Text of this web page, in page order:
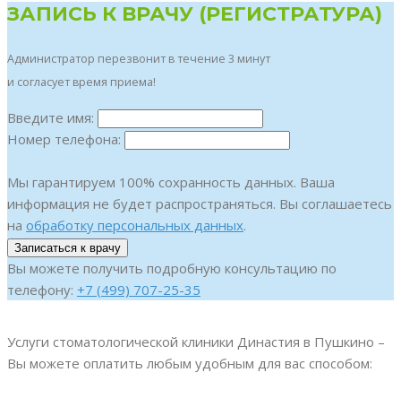
ЗАПИСЬ К ВРАЧУ (РЕГИСТРАТУРА)
Администратор перезвонит в течение 3 минут
и согласует время приема!
Введите имя:
Номер телефона:
Мы гарантируем 100% сохранность данных. Ваша
информация не будет распространяться. Вы соглашаетесь
на обработку персональных данных.
Вы можете получить подробную консультацию по
телефону: +7 (499) 707-25-35
Услуги стоматологической клиники Династия в Пушкино –
Вы можете оплатить любым удобным для вас способом: